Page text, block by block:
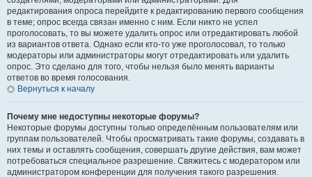
редактирования опроса перейдите к редактированию первого сообщения
в теме; опрос всегда связан именно с ним. Если никто не успел
проголосовать, то вы можете удалить опрос или отредактировать любой
из вариантов ответа. Однако если кто-то уже проголосовал, то только
модераторы или администраторы могут отредактировать или удалить
опрос. Это сделано для того, чтобы нельзя было менять варианты
ответов во время голосования.
Вернуться к началу
Почему мне недоступны некоторые форумы?
Некоторые форумы доступны только определённым пользователям или
группам пользователей. Чтобы просматривать такие форумы, создавать в
них темы и оставлять сообщения, совершать другие действия, вам может
потребоваться специальное разрешение. Свяжитесь с модератором или
администратором конференции для получения такого разрешения.